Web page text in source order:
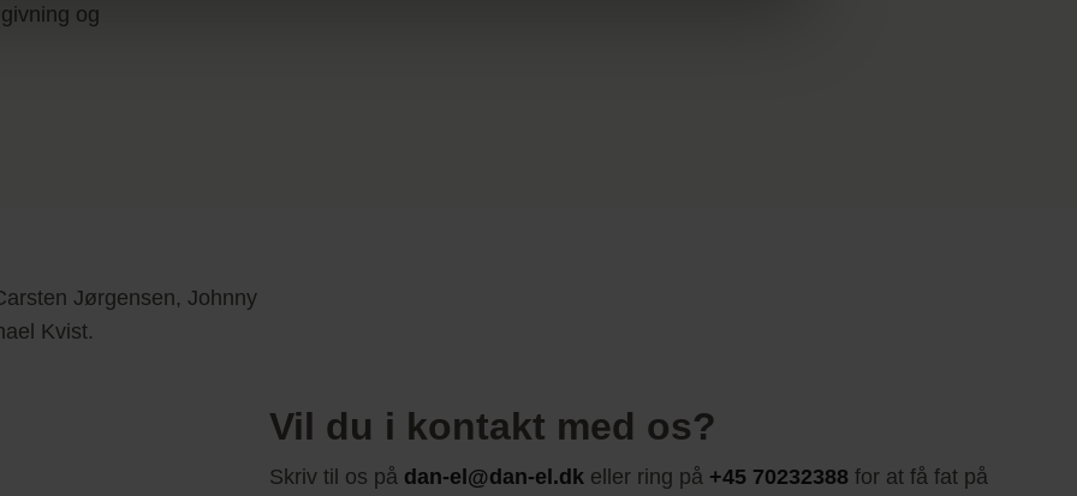
og
Vil du i kontakt med os?
Skriv til os på dan-el@dan-el.dk eller ring på +45 70232388 for at få fat på